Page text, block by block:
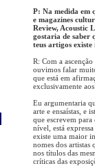
P: Na medida em
e magazines
Review, Acoustic
gostaria de saber
teus artigos
R: Com a
ouvimos falar
que está em
exclusivamente
Eu argumentaria
arte e ensaístas, e
que escrevem
nível, está
existe uma maior
nomes dos artistas
nos títulos das
críticas das